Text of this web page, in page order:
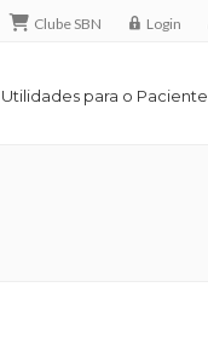
Clube SBN Login
Utilidades para o Paciente